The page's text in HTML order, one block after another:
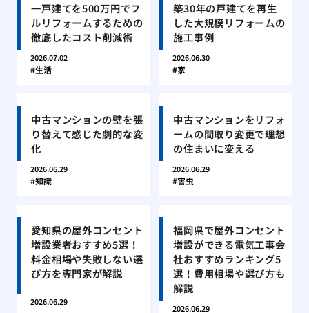
一戸建てを500万円でフ
ルリフォームするための
徹底したコスト削減術
2026.07.02
生活
築30年の戸建てを再生
した大規模リフォームの
施工事例
2026.06.30
家
中古マンションの壁を張
り替えて感じた劇的な変
化
2026.06.29
知識
中古マンションをリフォ
ームの間取り変更で理想
の住まいに変える
2026.06.29
害虫
愛知県の屋外コンセント
増設業者おすすめ5選！
料金相場や失敗しない選
び方を専門家が解説
2026.06.29
福岡県で屋外コンセント
増設ができる電気工事会
社おすすめランキング5
選！費用相場や選び方も
解説
2026.06.29